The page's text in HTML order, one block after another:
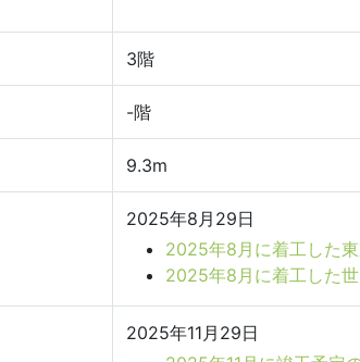
3階
-階
9.3m
2025年8月29日
2025年8月に着工した
2025年8月に着工した
2025年11月29日